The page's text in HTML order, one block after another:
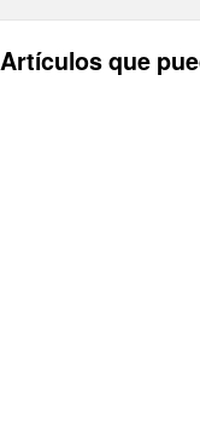
Artículos que